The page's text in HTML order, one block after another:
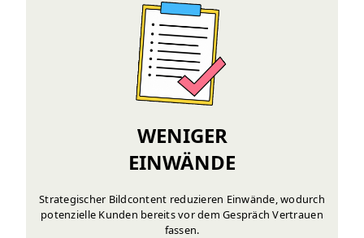
WENIGER
EINWÄNDE
Strategischer Bildcontent reduzieren Einwände, wodurch
potenzielle Kunden bereits vor dem Gespräch Vertrauen
fassen.